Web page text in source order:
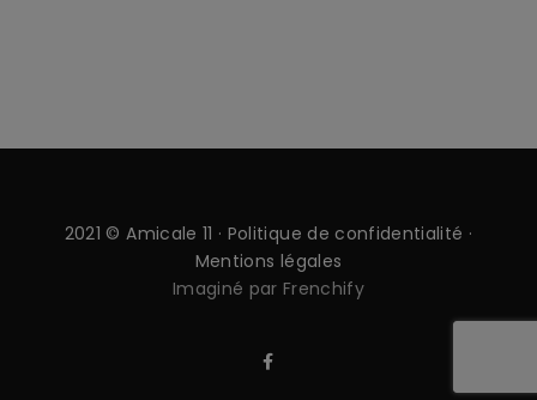
2021 © Amicale 11 · Politique de confidentialité ·
Mentions légales
Imaginé par Frenchify